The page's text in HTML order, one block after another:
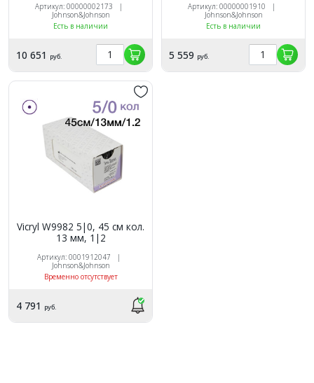
Артикул: 00000002173 |
Johnson&Johnson
Есть в наличии
10 651 руб.
Артикул: 00000001910 |
Johnson&Johnson
Есть в наличии
5 559 руб.
Vicryl W9982 5|0, 45 см кол.
13 мм, 1|2
Артикул: 0001912047 |
Johnson&Johnson
Временно отсутствует
4 791 руб.